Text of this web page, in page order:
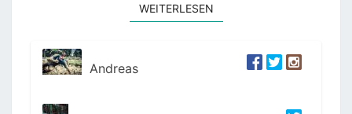
WEITERLESENWEITERLESEN
Andreas